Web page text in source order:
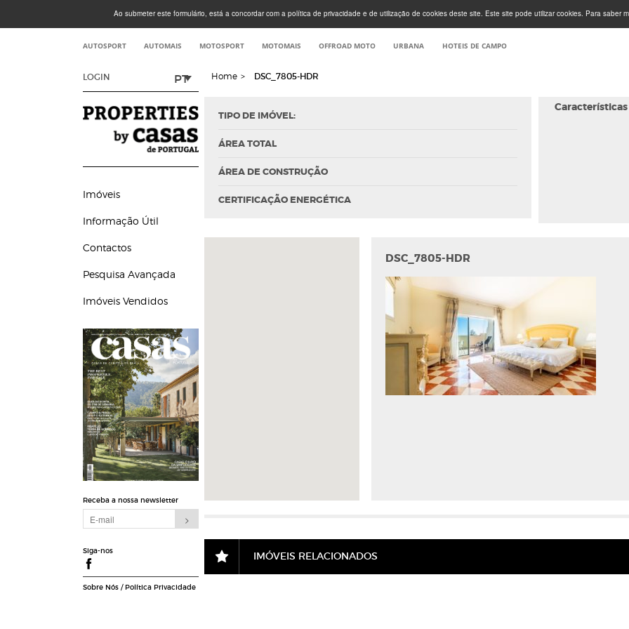
Ao submeter este formulário, está a concordar com a política de privacidade e de utilização de cookies deste site. Este site pode utilizar cookies. Para saber
AUTOSPORT AUTOMAIS MOTOSPORT MOTOMAIS OFFROAD MOTO URBANA HOTEIS DE CAMPO
LOGIN PT
Imóveis
Informação Útil
Contactos
Pesquisa Avançada
Imóveis Vendidos
Receba a nossa newsletter
Siga-nos
Sobre Nós/ Política Privacidade
Home > DSC_7805-HDR
TIPO DE IMÓVEL:
ÁREA TOTAL
ÁREA DE CONSTRUÇÃO
CERTIFICAÇÃO ENERGÉTICA
Características
DSC_7805-HDR
IMÓVEIS RELACIONADOS